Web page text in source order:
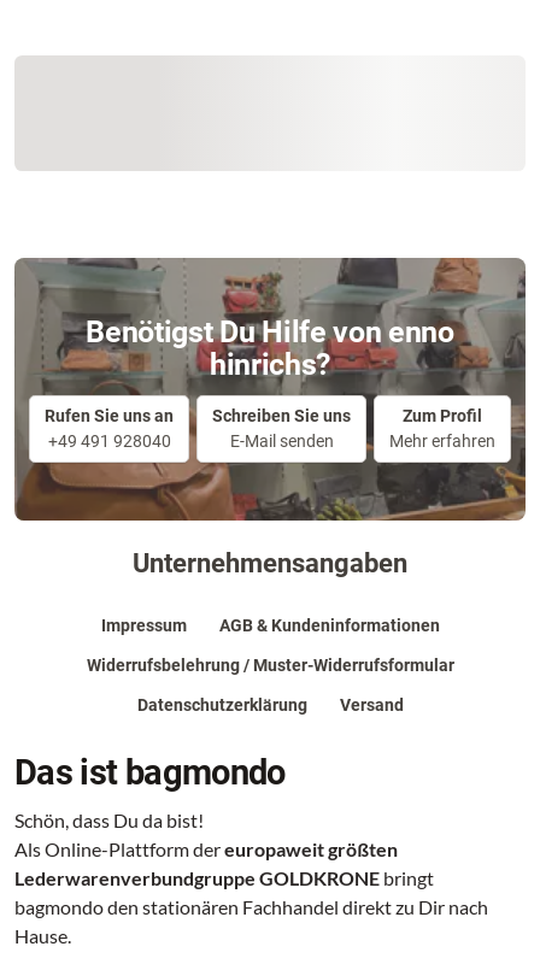
Benötigst Du Hilfe von enno
hinrichs?
Rufen Sie uns an
+49 491 928040
Schreiben Sie uns
E-Mail senden
Zum Profil
Mehr erfahren
Unternehmensangaben
Impressum AGB & Kundeninformationen
Widerrufsbelehrung / Muster-Widerrufsformular
Datenschutzerklärung Versand
Das ist bagmondo
Schön, dass Du da bist!
Als Online-Plattform dereuropaweit größten
Lederwarenverbundgruppe GOLDKRONE bringt
bagmondo den stationären Fachhandel direkt zu Dir nach
Hause.